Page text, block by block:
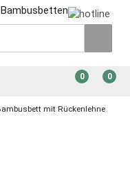
0
0
mit Rückenlehne